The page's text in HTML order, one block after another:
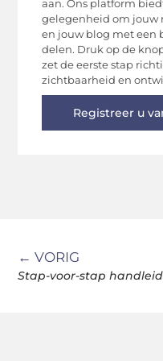
aan. Ons platform
gelegenheid om jouw
en jouw blog met een
delen. Druk op de knop
zet de eerste stap
zichtbaarheid en
Registreer u
← VORIG
Stap-voor-stap